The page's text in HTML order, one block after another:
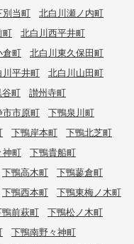
別当町
北白川瀬ノ内町
町
北白川西平井町
倉町
北白川東久保田町
川平井町
北白川山田町
谷町
讃州寺町
市市原町
下鴨泉川町
下鴨岸本町
下鴨北芝町
神町
下鴨貴船町
下鴨高木町
下鴨蓼倉町
下鴨西本町
下鴨東梅ノ木町
鴨前萩町
下鴨松ノ木町
下鴨南野々神町